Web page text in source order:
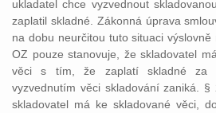
ukladatel chce vyzvednout
zaplatil skladné. Zákonná úprava
na dobu neurčitou tuto situaci
OZ pouze stanovuje, že skladovatel
věci s tím, že zaplatí skladné za
vyzvednutím věci skladování zaniká.
skladovatel má ke skladované věci,